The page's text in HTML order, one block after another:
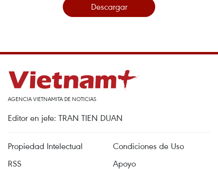
Descargar
AGENCIA VIETNAMITA DE NOTICIAS
Editor en jefe: TRAN TIEN DUAN
Propiedad Intelectual
Condiciones de Uso
RSS
Apoyo